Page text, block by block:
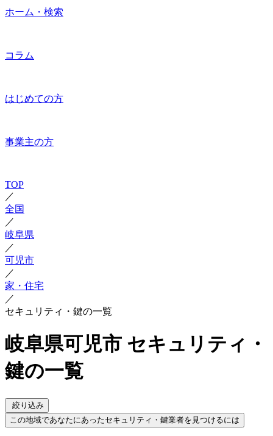
ホーム・検索
コラム
はじめての方
事業主の方
TOP
／
全国
／
岐阜県
／
可児市
／
家・住宅
／
セキュリティ・鍵の一覧
岐阜県可児市 セキュリティ・
鍵の一覧
絞り込み
この地域であなたにあったセキュリティ・鍵業者を見つけるには